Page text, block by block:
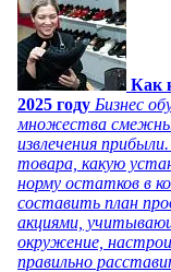
Как
2025 году Бизнес
множества
извлечения
товара, какую
норму остатков в
составить план
акциями,
окружение,
правильно